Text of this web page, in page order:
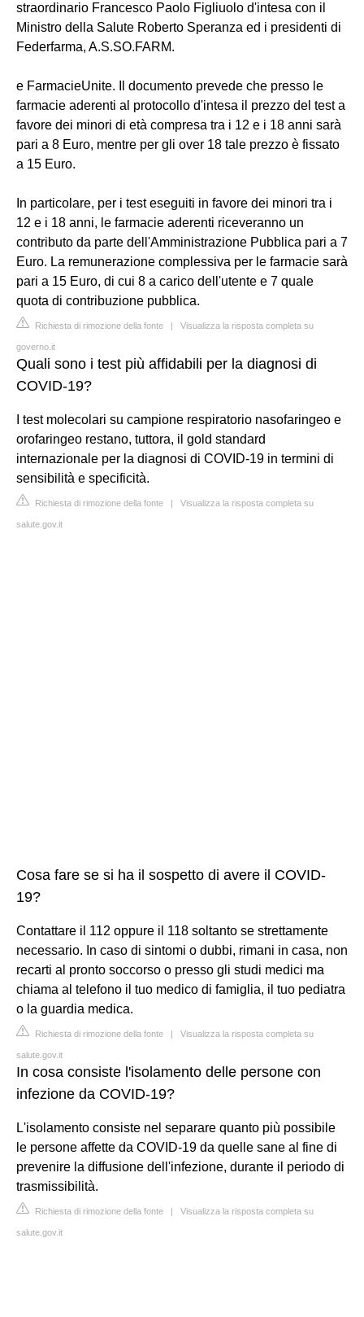
straordinario Francesco Paolo Figliuolo d'intesa con il
Ministro della Salute Roberto Speranza ed i presidenti di
Federfarma, A.S.SO.FARM.
e FarmacieUnite. Il documento prevede che presso le
farmacie aderenti al protocollo d'intesa il prezzo del test a
favore dei minori di età compresa tra i 12 e i 18 anni sarà
pari a 8 Euro, mentre per gli over 18 tale prezzo è fissato
a 15 Euro.
In particolare, per i test eseguiti in favore dei minori tra i
12 e i 18 anni, le farmacie aderenti riceveranno un
contributo da parte dell'Amministrazione Pubblica pari a 7
Euro. La remunerazione complessiva per le farmacie sarà
pari a 15 Euro, di cui 8 a carico dell'utente e 7 quale
quota di contribuzione pubblica.
Richiesta di rimozione della fonte | Visualizza la risposta completa su
governo.it
Quali sono i test più affidabili per la diagnosi di
COVID-19?
I test molecolari su campione respiratorio nasofaringeo e
orofaringeo restano, tuttora, il gold standard
internazionale per la diagnosi di COVID-19 in termini di
sensibilità e specificità.
Richiesta di rimozione della fonte | Visualizza la risposta completa su
salute.gov.it
Cosa fare se si ha il sospetto di avere il COVID-
19?
Contattare il 112 oppure il 118 soltanto se strettamente
necessario. In caso di sintomi o dubbi, rimani in casa, non
recarti al pronto soccorso o presso gli studi medici ma
chiama al telefono il tuo medico di famiglia, il tuo pediatra
o la guardia medica.
Richiesta di rimozione della fonte | Visualizza la risposta completa su
salute.gov.it
In cosa consiste l'isolamento delle persone con
infezione da COVID-19?
L'isolamento consiste nel separare quanto più possibile
le persone affette da COVID-19 da quelle sane al fine di
prevenire la diffusione dell'infezione, durante il periodo di
trasmissibilità.
Richiesta di rimozione della fonte | Visualizza la risposta completa su
salute.gov.it